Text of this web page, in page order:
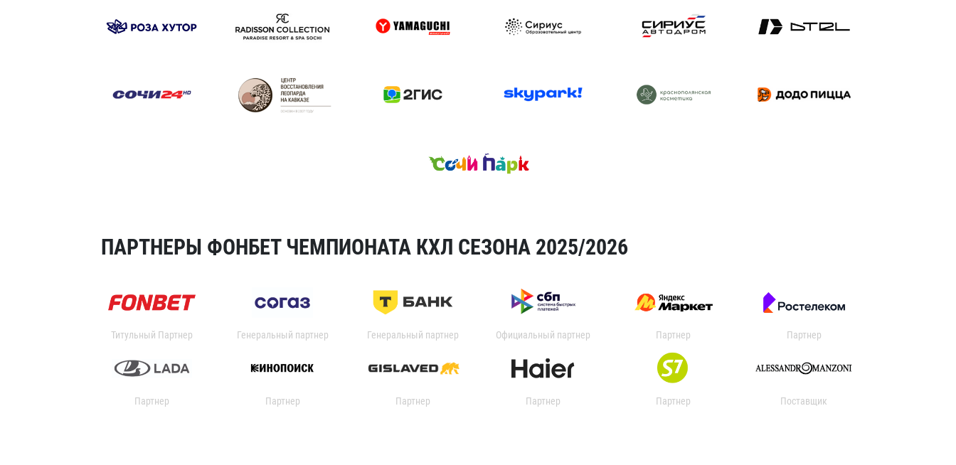
ПАРТНЕРЫ ФОНБЕТ ЧЕМПИОНАТА КХЛ СЕЗОНА 2025/2026
Титульный Партнер Генеральный партнер Генеральный партнер Официальный партнер Партнер Партнер
Партнер Партнер Партнер Партнер Партнер Поставщик